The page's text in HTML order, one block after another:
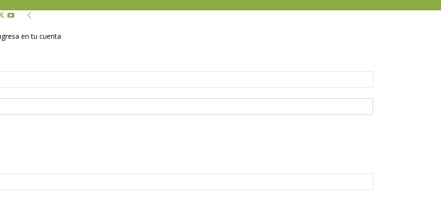
en tu cuenta